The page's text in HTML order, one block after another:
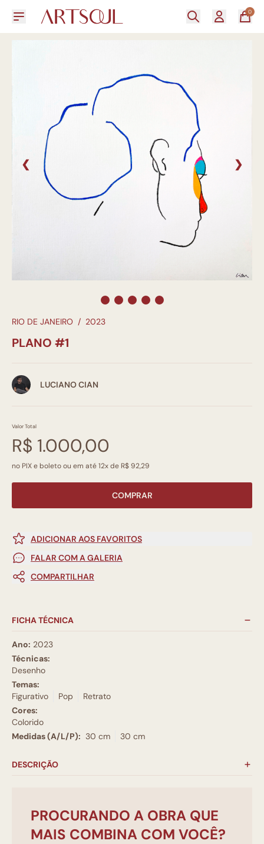
0
❮ ❯
RIO DE JANEIRO / 2023
PLANO #1
LUCIANO CIAN
Valor Total
R$ 1.000,00
no PIX e boleto ou em até 12x de R$ 92,29
COMPRAR
ADICIONAR AOS FAVORITOS
FALAR COM A GALERIA
COMPARTILHAR
FICHA TÉCNICA
Ano: 2023
Técnicas:
Desenho
Temas:
Figurativo
Pop
Retrato
Cores:
Colorido
Medidas (A/L/P): 30 cm 30 cm
DESCRIÇÃO
PROCURANDO A OBRA QUE
MAIS COMBINA COM VOCÊ?